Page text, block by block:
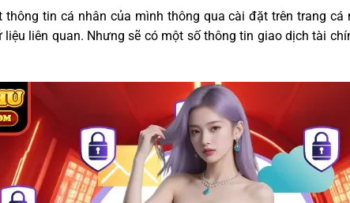
tin cá nhân của mình thông qua cài đặt trên trang
liên quan. Nhưng sẽ có một số thông tin giao dịch tài